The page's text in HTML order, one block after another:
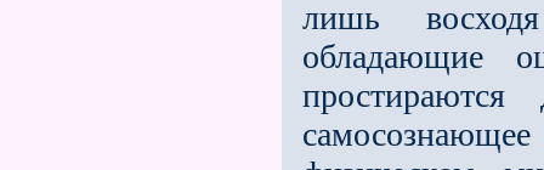
лишь
обладающие